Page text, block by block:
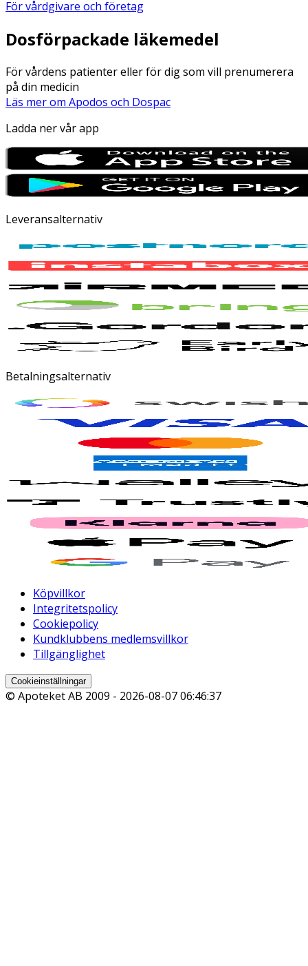
För vårdgivare och företag
Dosförpackade läkemedel
För vårdens patienter eller för dig som vill prenumerera
på din medicin
Läs mer om Apodos och Dospac
Ladda ner vår app
Leveransalternativ
Betalningsalternativ
Köpvillkor
Integritetspolicy
Cookiepolicy
Kundklubbens medlemsvillkor
Tillgänglighet
Cookieinställningar
© Apoteket AB 2009 - 2026-08-07 06:46:37